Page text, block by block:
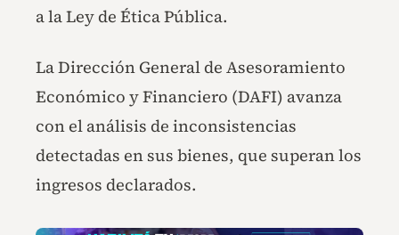
a la Ley de Ética Pública.
La Dirección General de Asesoramiento
Económico y Financiero (DAFI) avanza
con el análisis de inconsistencias
detectadas en sus bienes, que superan los
ingresos declarados.